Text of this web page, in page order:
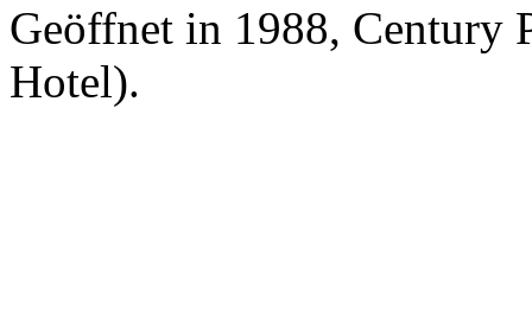
Geöffnet in 1988, Century
Hotel).